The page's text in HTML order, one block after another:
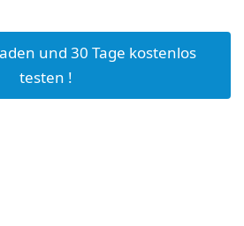
und 30 Tage kostenlos
testen !